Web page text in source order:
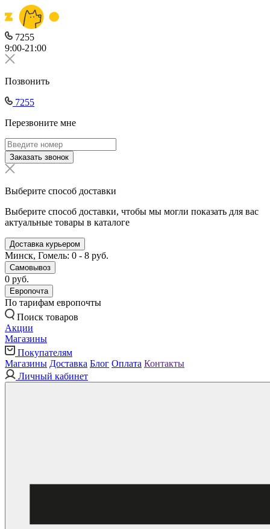
7255
9:00-21:00
Позвонить
7255
Перезвоните мне
Заказать звонок
Выберите способ доставки
Выберите способ доставки, чтобы мы могли показать для вас
актуальные товары в каталоге
Доставка курьером
Минск, Гомель: 0 - 8 руб.
Самовывоз
0 руб.
Европочта
По тарифам европочты
Поиск товаров
Акции
Магазины
Покупателям
Магазины Доставка Блог Оплата Контакты
Личный кабинет